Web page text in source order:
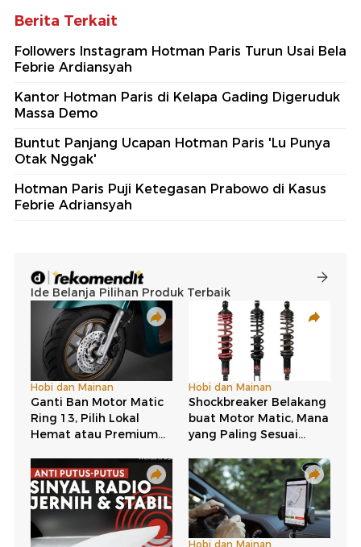
Berita Terkait
Followers Instagram Hotman Paris Turun Usai Bela
Febrie Ardiansyah
Kantor Hotman Paris di Kelapa Gading Digeruduk
Massa Demo
Buntut Panjang Ucapan Hotman Paris 'Lu Punya
Otak Nggak'
Hotman Paris Puji Ketegasan Prabowo di Kasus
Febrie Adriansyah